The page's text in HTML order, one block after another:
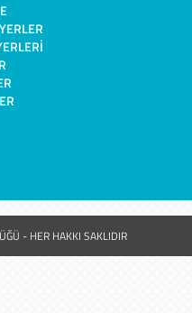
- HER HAKKI SAKLIDIR